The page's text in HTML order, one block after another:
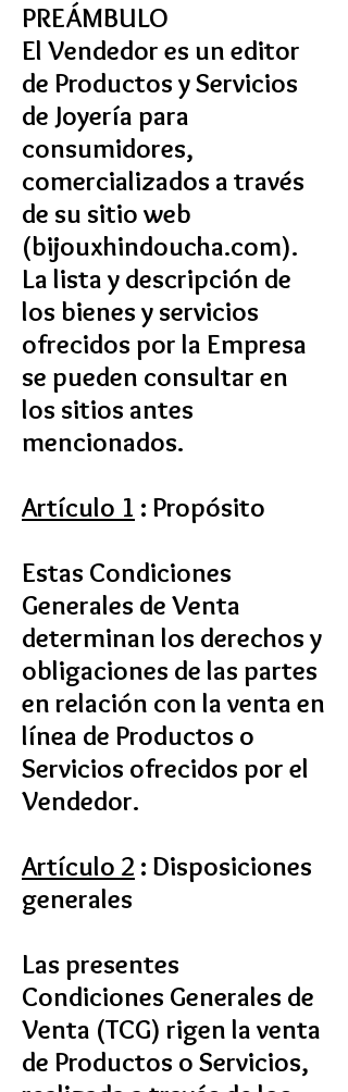
PREÁMBULO
El Vendedor es un editor
de Productos y Servicios
de Joyería para
consumidores,
comercializados a través
de su sitio web
(bijouxhindoucha.com).
La lista y descripción de
los bienes y servicios
ofrecidos por la Empresa
se pueden consultar en
los sitios antes
mencionados.
Artículo 1 : Propósito
Estas Condiciones
Generales de Venta
determinan los derechos y
obligaciones de las partes
en relación con la venta en
línea de Productos o
Servicios ofrecidos por el
Vendedor.
Artículo 2 : Disposiciones
generales
Las presentes
Condiciones Generales de
Venta (TCG) rigen la venta
de Productos o Servicios,